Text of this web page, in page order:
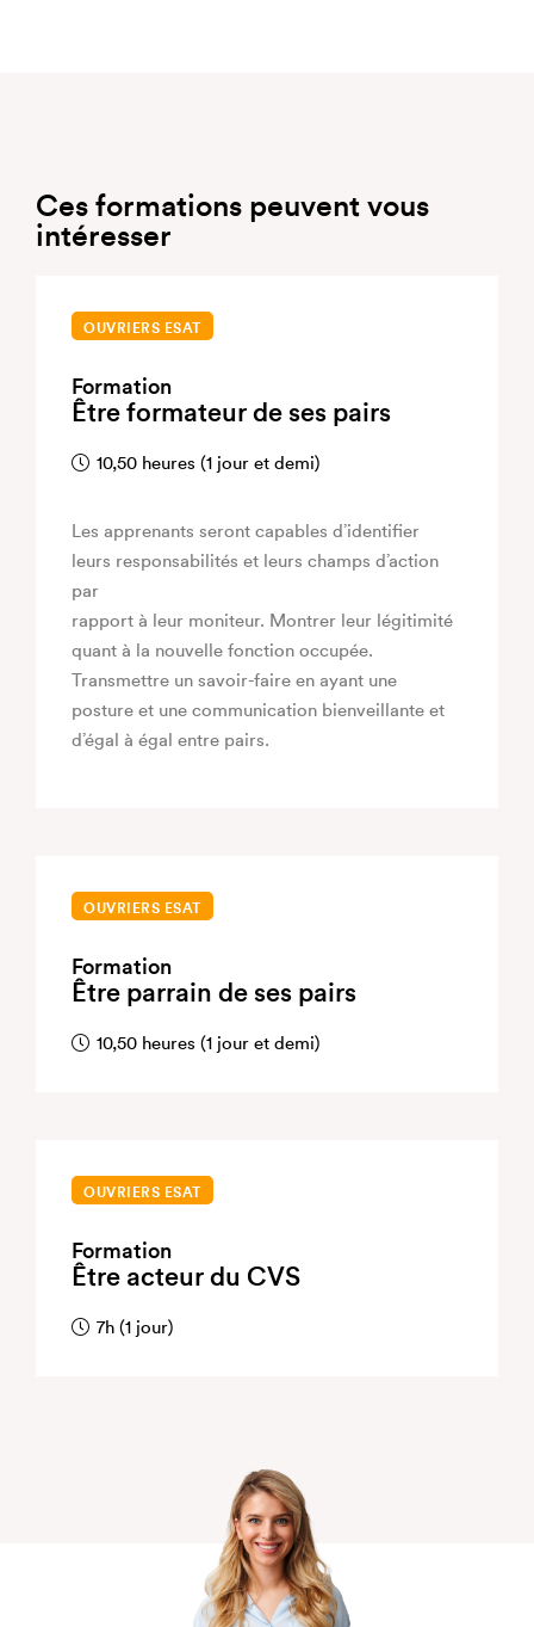
Ces formations peuvent vous
intéresser
OUVRIERS ESAT
Formation
Être formateur de ses pairs
10,50 heures (1 jour et demi)
Les apprenants seront capables d’identifier
leurs responsabilités et leurs champs d’action
par
rapport à leur moniteur. Montrer leur légitimité
quant à la nouvelle fonction occupée.
Transmettre un savoir-faire en ayant une
posture et une communication bienveillante et
d’égal à égal entre pairs.
OUVRIERS ESAT
Formation
Être parrain de ses pairs
10,50 heures (1 jour et demi)
OUVRIERS ESAT
Formation
Être acteur du CVS
7h (1 jour)